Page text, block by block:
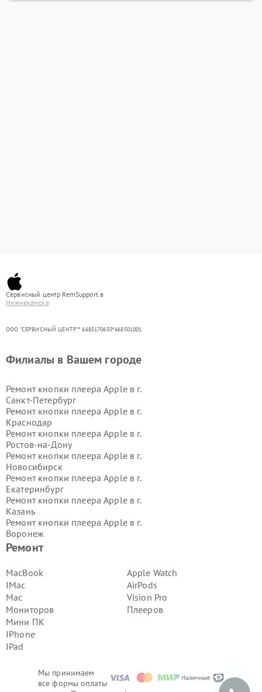
Сервисный центр RemSupport в
Нижнекамске
ООО "СЕРВИСНЫЙ ЦЕНТР"* 6685170650*668501001
Мы принимаем
все формы оплаты
Ремонт
MacBook
IMac
Mac
Мониторов
Мини ПК
IPhone
IPad
Apple Watch
AirPods
Vision Pro
Плееров
Филиалы в Вашем городе
Ремонт кнопки плеера Apple в г.
Санкт-Петербург
Ремонт кнопки плеера Apple в г.
Краснодар
Ремонт кнопки плеера Apple в г.
Ростов-на-Дону
Ремонт кнопки плеера Apple в г.
Новосибирск
Ремонт кнопки плеера Apple в г.
Екатеринбург
Ремонт кнопки плеера Apple в г.
Казань
Ремонт кнопки плеера Apple в г.
Воронеж
Ремонт кнопки плеера Apple в г.
Ремонт кнопки плеера Apple в г.
Самара
Ремонт кнопки плеера Apple в г.
Пермь
Ремонт кнопки плеера Apple в г.
Красноярск
Ремонт кнопки плеера Apple в г.
Ижевск
Челябинск
Ремонт кнопки плеера Apple в г.